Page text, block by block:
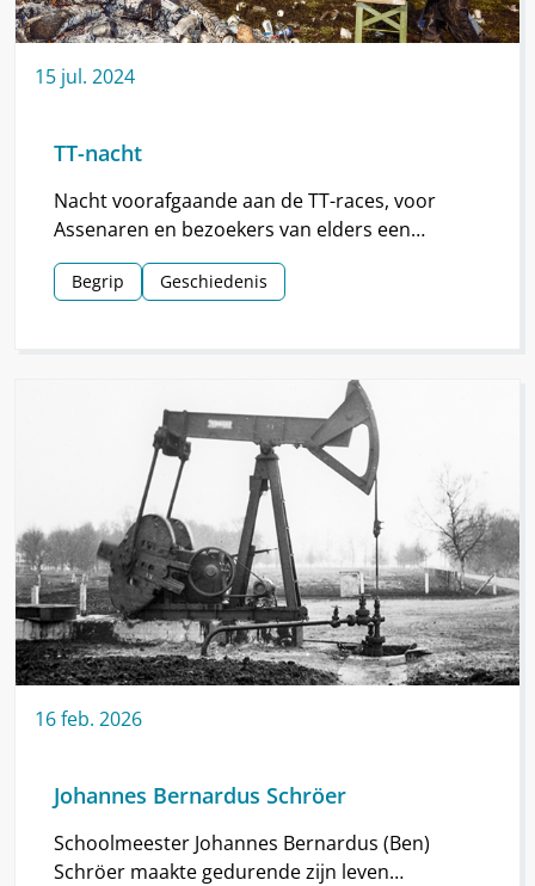
15 jul. 2024
TT-nacht
Nacht voorafgaande aan de TT-races, voor
Assenaren en bezoekers van elders een
hoogtepunt van de TT.
Begrip Geschiedenis
16feb. 2026
Johannes Bernardus Schröer
Schoolmeester Johannes Bernardus (Ben)
Schröer maakte gedurende zijn leven